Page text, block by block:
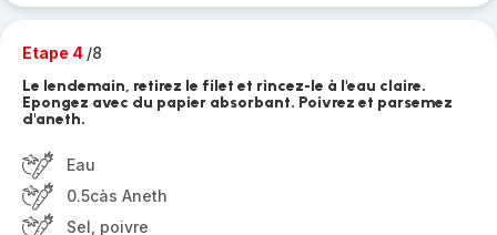
Etape 4 /8
Le lendemain, retirez le filet et rincez-le à l'eau claire.
Epongez avec du papier absorbant. Poivrez et parsemez
d'aneth.
Eau
0.5càs Aneth
Sel, poivre